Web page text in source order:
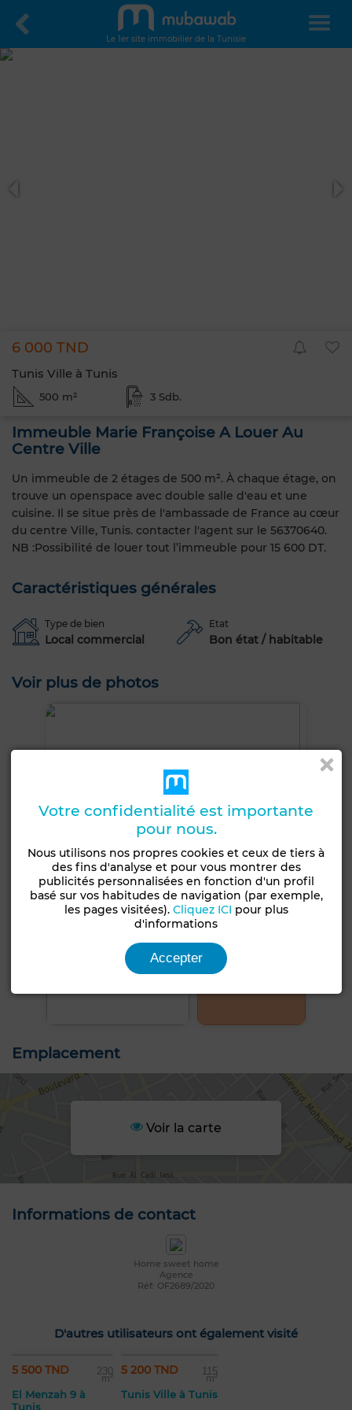
Le 1er site immobilier de la Tunisie
6 000 TND
Tunis Ville à Tunis
500 m² 3 Sdb.
Immeuble Marie Françoise A Louer Au
Centre Ville
Un immeuble de 2 étages de 500 m². À chaque étage, on
trouve un openspace avec double salle d'eau et une
cuisine. Il se situe près de l'ambassade de France au cœur
du centre Ville, Tunis. contacter l'agent sur le 56370640.
NB :Possibilité de louer tout l’immeuble pour 15 600 DT.
Caractéristiques générales
Type de bien
Local commercial
Etat
Bon état / habitable
Voir plus de photos
+4 PHOTOS
Emplacement
Voir la carte
Informations de contact
Home sweet home
Agence
Réf: OF2689/2020
D'autres utilisateurs ont également visité
5 500 TND 230
m²
El Menzah 9 à
Tunis
5 200 TND 115
m²
Tunis Ville à Tunis
Votre confidentialité est importante
pour nous.
Nous utilisons nos propres cookies et ceux de tiers à
des fins d'analyse et pour vous montrer des
publicités personnalisées en fonction d'un profil
basé sur vos habitudes de navigation (par exemple,
les pages visitées). Cliquez ICI pour plus
d'informations
Accepter